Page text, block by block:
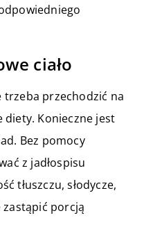
ciało
trzeba przechodzić na
diety. Konieczne jest
Bez pomocy
z jadłospisu
tłuszczu, słodycze,
zastąpić porcją